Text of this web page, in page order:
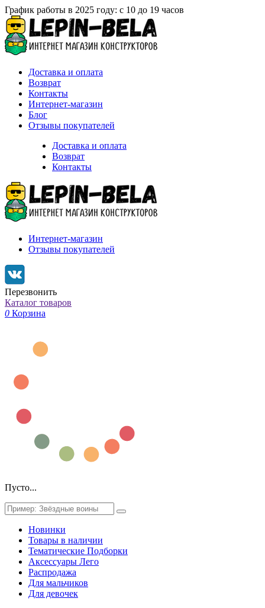
График работы в 2025 году: с 10 до 19 часов
Доставка и оплата
Возврат
Контакты
Интернет-магазин
Блог
Отзывы покупателей
Доставка и оплата
Возврат
Контакты
Интернет-магазин
Отзывы покупателей
Перезвонить
Каталог товаров
0 Корзина
Пусто...
Новинки
Товары в наличии
Тематические Подборки
Аксессуары Лего
Распродажа
Для мальчиков
Для девочек